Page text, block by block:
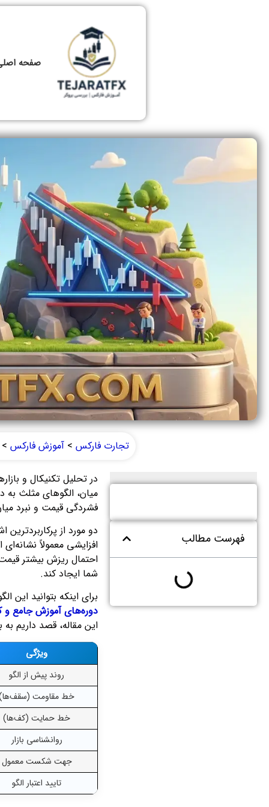
صفحه
تجارت فارکس > آموزش فارکس
فهرست مطالب
در تحلیل تکنیکال و
میان، الگوهای مثلث به
فشردگی قیمت و نبرد
افزایشی معمولاً
احتمال ریزش بیشتر
شما ایجاد کند.
برای اینکه بتوانید این
دوره‌های آموزش جامع و
این مقاله، قصد داریم
ویژگی
روند پیش از الگو
خط مقاومت
خط حمایت (کف‌ها)
روانشناسی بازار
جهت شکست معمول
تایید اعتبار الگو